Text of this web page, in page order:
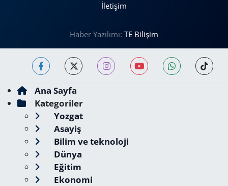
İletişim
Haber Yazılımı: TE Bilişim
Ana Sayfa
Kategoriler
Yozgat
Asayiş
Bilim ve teknoloji
Dünya
Eğitim
Ekonomi